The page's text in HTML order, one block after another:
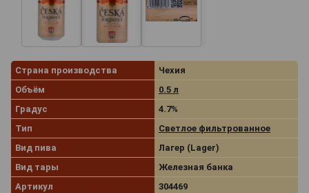
Страна производства
Чехия
Объём
0.5 л
Градус
4.7%
Тип
Светлое фильтрованное
Вид пива
Лагер (Lager)
Вид тары
Железная банка
Артикул
304469